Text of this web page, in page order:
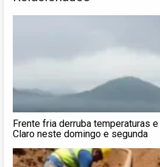
Frente fria derruba temperaturas
Claro neste domingo e segunda